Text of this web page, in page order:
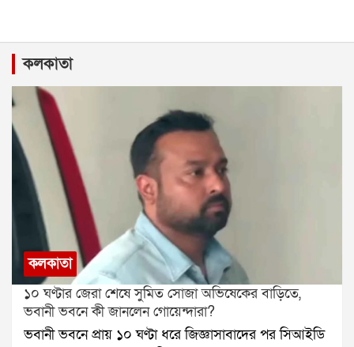
কলকাতা
কলকাতা
১০ ঘণ্টার জেরা শেষে সুমিত সোজা অভিষেকের বাড়িতে,
ভবানী ভবনে কী জানলেন গোয়েন্দারা?
ভবানী ভবনে প্রায় ১০ ঘণ্টা ধরে জিজ্ঞাসাবাদের পর সিআইডি